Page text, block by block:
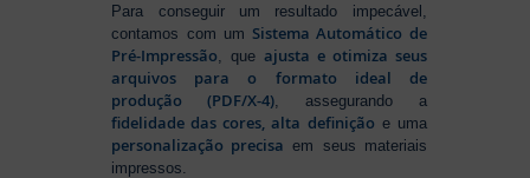
Para conseguir um resultado impecável,
contamos com um Sistema Automático de
Pré-Impressão , queajusta e otimiza seus
arquivos para o formato ideal de
produção (PDF/X-4) , assegurando a
fidelidade das cores, alta definição e uma
personalização precisa em seus materiais
impressos.